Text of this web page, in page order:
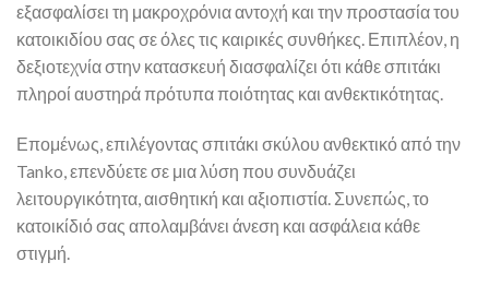
εξασφαλίσει τη μακροχρόνια αντοχή και την προστασία του
κατοικιδίου σας σε όλες τις καιρικές συνθήκες. Επιπλέον, η
δεξιοτεχνία στην κατασκευή διασφαλίζει ότι κάθε σπιτάκι
πληροί αυστηρά πρότυπα ποιότητας και ανθεκτικότητας.
Επομένως, επιλέγοντας σπιτάκι σκύλου ανθεκτικό από την
Tanko, επενδύετε σε μια λύση που συνδυάζει
λειτουργικότητα, αισθητική και αξιοπιστία. Συνεπώς, το
κατοικίδιό σας απολαμβάνει άνεση και ασφάλεια κάθε
στιγμή.